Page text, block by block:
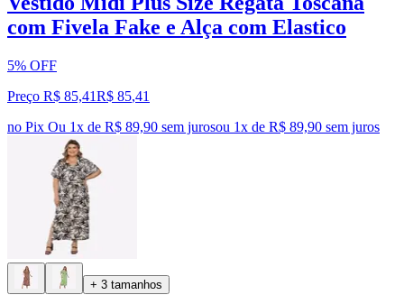
com Fivela Fake e Alça com Elastico
5% OFF
Preço R$ 85,41R$ 85,41
no Pix Ou 1x de R$ 89,90 sem jurosou 1x de R$ 89,90 sem juros
+ 3 tamanhos